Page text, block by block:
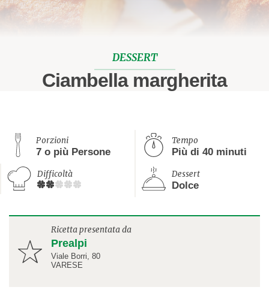
DESSERT
Ciambella margherita
Porzioni
7 o più Persone
Tempo
Più di 40 minuti
Difficoltà Dessert
Dolce
Ricetta presentata da
Prealpi
Viale Borri, 80
VARESE